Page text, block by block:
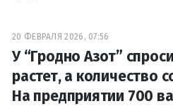
20 ФЕВРАЛЯ 2026, 07:56
У “Гродно Азот”
растет, а количество
На предприятии 700